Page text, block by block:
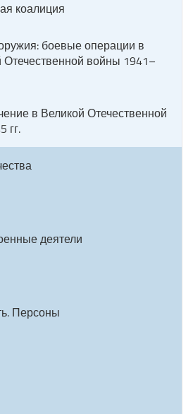
коалиция
боевые операции в
Отечественной войны 1941–
в Великой Отечественной
гг.
деятели
Персоны